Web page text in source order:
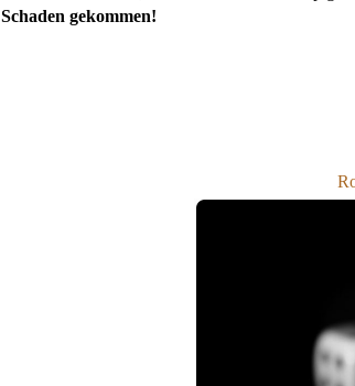
Schaden gekommen!